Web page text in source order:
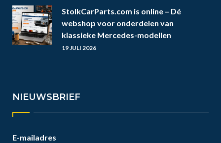
StolkCarParts.com is online – Dé
webshop voor onderdelen van
klassieke Mercedes-modellen
19 JULI 2026
NIEUWSBRIEF
E-mailadres